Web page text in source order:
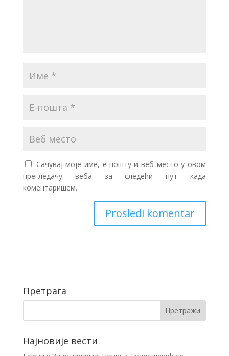
Сачувај моје име, е-пошту и веб место у овом
прегледачу веба за следећи пут када
коментаришем.
Претрага
Најновије вести